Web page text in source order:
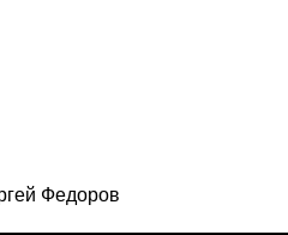
Федоров